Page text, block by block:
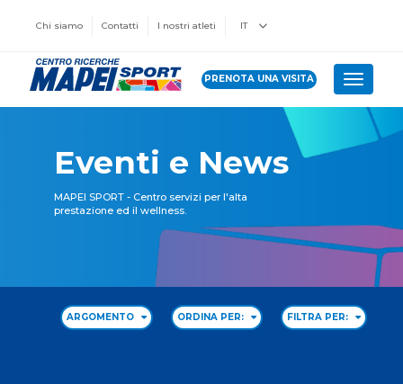
Chi siamo Contatti I nostri atleti IT
PRENOTA UNA VISITA Toggle
Eventi e News
MAPEI SPORT - Centro servizi per l'alta
prestazione ed il wellness.
ARGOMENTO ORDINA PER: FILTRA PER: